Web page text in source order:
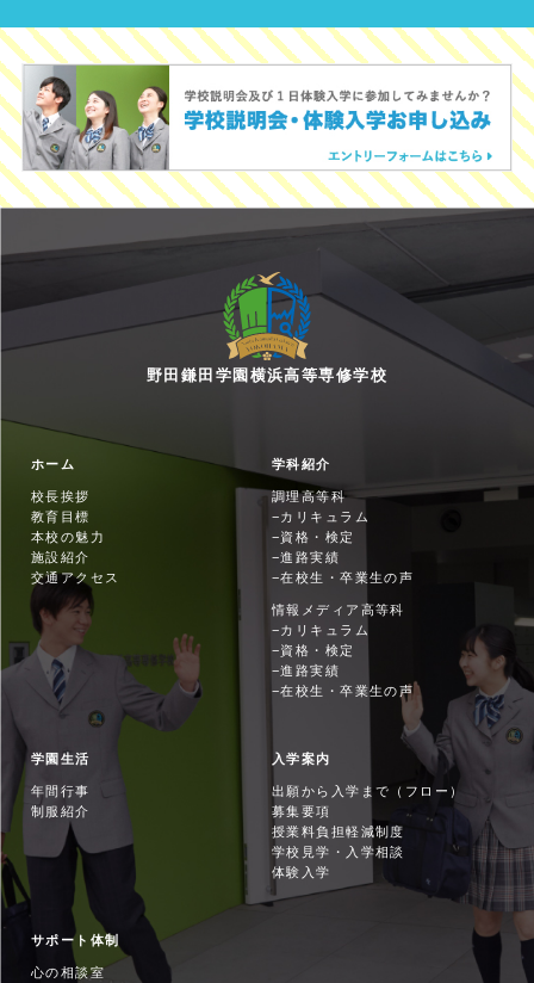
野田鎌田学園横浜高等専修学校
ホーム
校長挨拶
教育目標
本校の魅力
施設紹介
交通アクセス
学科紹介
調理高等科
カリキュラム
資格・検定
進路実績
在校生・卒業生の声
情報メディア高等科
カリキュラム
資格・検定
進路実績
在校生・卒業生の声
学園生活
年間行事
制服紹介
入学案内
出願から入学まで（フロー）
募集要項
授業料負担軽減制度
学校見学・入学相談
体験入学
サポート体制
心の相談室